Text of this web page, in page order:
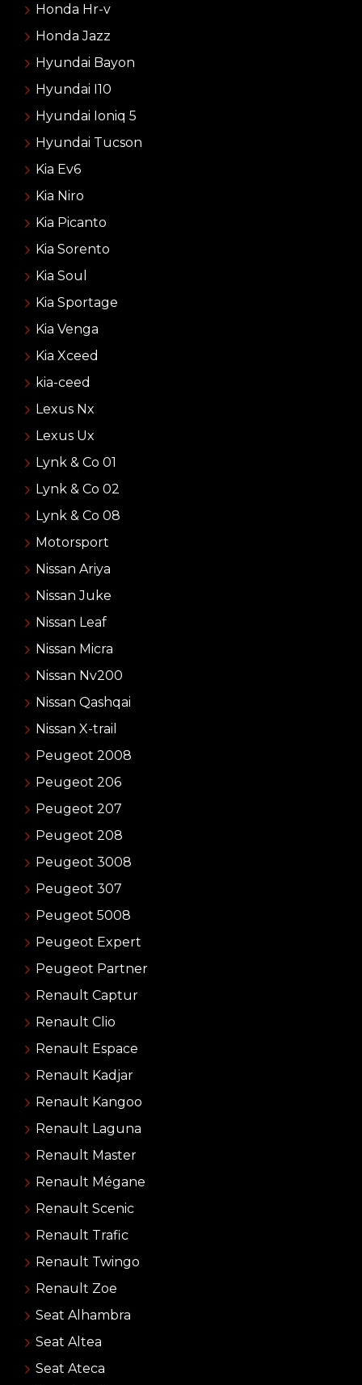
Honda Hr-v
Honda Jazz
Hyundai Bayon
Hyundai I10
Hyundai Ioniq 5
Hyundai Tucson
Kia Ev6
Kia Niro
Kia Picanto
Kia Sorento
Kia Soul
Kia Sportage
Kia Venga
Kia Xceed
kia-ceed
Lexus Nx
Lexus Ux
Lynk & Co 01
Lynk & Co 02
Lynk & Co 08
Motorsport
Nissan Ariya
Nissan Juke
Nissan Leaf
Nissan Micra
Nissan Nv200
Nissan Qashqai
Nissan X-trail
Peugeot 2008
Peugeot 206
Peugeot 207
Peugeot 208
Peugeot 3008
Peugeot 307
Peugeot 5008
Peugeot Expert
Peugeot Partner
Renault Captur
Renault Clio
Renault Espace
Renault Kadjar
Renault Kangoo
Renault Laguna
Renault Master
Renault Mégane
Renault Scenic
Renault Trafic
Renault Twingo
Renault Zoe
Seat Alhambra
Seat Altea
Seat Ateca